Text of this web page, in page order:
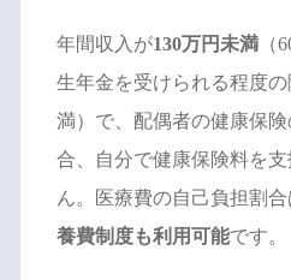
年間収入が130万円未満（
生年金を受けられる程度
満）で、配偶者の健康保
合、自分で健康保険料を
ん。医療費の自己負担割合
養費制度も利用可能です。